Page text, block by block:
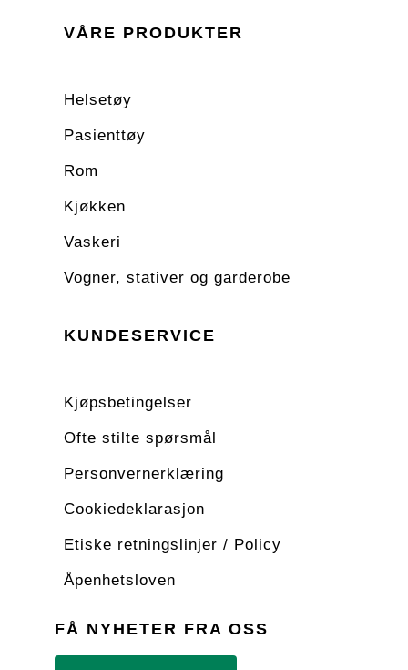
VÅRE PRODUKTER
Helsetøy
Pasienttøy
Rom
Kjøkken
Vaskeri
Vogner, stativer og garderobe
KUNDESERVICE
Kjøpsbetingelser
Ofte stilte spørsmål
Personvernerklæring
Cookiedeklarasjon
Etiske retningslinjer / Policy
Åpenhetsloven
FÅ NYHETER FRA OSS